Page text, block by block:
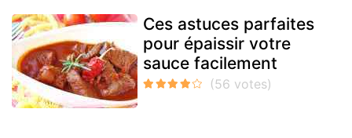
Ces astuces parfaites
pour épaissir votre
sauce facilement